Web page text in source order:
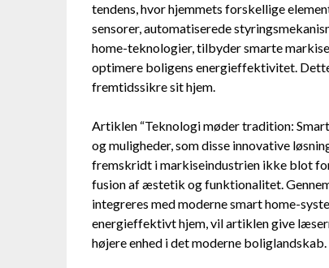
tendens, hvor hjemmets forskellige
sensorer, automatiserede
home-teknologier, tilbyder smarte
optimere boligens energieffektivitet.
fremtidssikre sit hjem.
Artiklen “Teknologi møder tradition:
og muligheder, som disse innovative
fremskridt i markiseindustrien ikke blot
fusion af æstetik og funktionalitet.
integreres med moderne smart home-
energieffektivt hjem, vil artiklen give
højere enhed i det moderne boliglandskab.